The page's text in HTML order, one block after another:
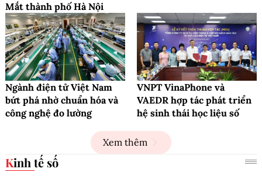
Mắt thành phố Hà Nội
Ngành điện tử Việt Nam
bứt phá nhờ chuẩn hóa và
công nghệ đo lường
VNPT VinaPhone và
VAEDR hợp tác phát triển
hệ sinh thái học liệu số
Xem thêm
Kinh tế số